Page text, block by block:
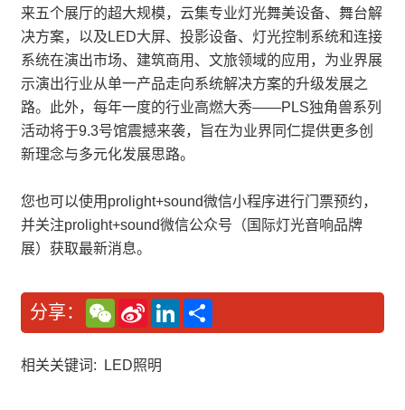
来五个展厅的超大规模，云集专业灯光舞美设备、舞台解
决方案，以及LED大屏、投影设备、灯光控制系统和连接
系统在演出市场、建筑商用、文旅领域的应用，为业界展
示演出行业从单一产品走向系统解决方案的升级发展之
路。此外，每年一度的行业高燃大秀——PLS独角兽系列
活动将于9.3号馆震撼来袭，旨在为业界同仁提供更多创
新理念与多元化发展思路。
您也可以使用prolight+sound微信小程序进行门票预约，
并关注prolight+sound微信公众号（国际灯光音响品牌
展）获取最新消息。
分享：
W
e
C
a
S
n
W
L
n
相关关键词: LED照明